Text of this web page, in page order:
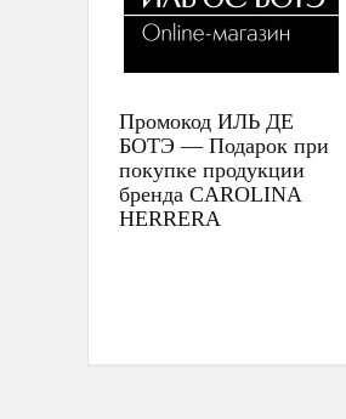
Промокод ИЛЬ ДЕ
БОТЭ — Подарок при
покупке продукции
бренда CAROLINA
HERRERA